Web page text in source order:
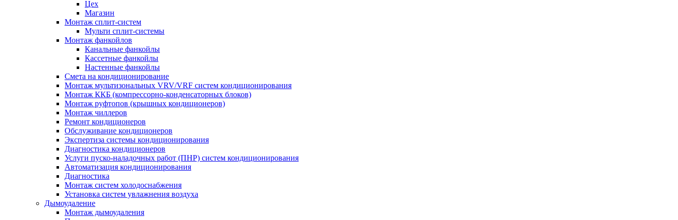
Цех
Магазин
Монтаж сплит-систем
Мульти сплит-системы
Монтаж фанкойлов
Канальные фанкойлы
Кассетные фанкойлы
Настенные фанкойлы
Смета на кондиционирование
Монтаж мультизональных VRV/VRF систем кондиционирования
Монтаж ККБ (компрессорно-конденсаторных блоков)
Монтаж руфтопов (крышных кондиционеров)
Монтаж чиллеров
Ремонт кондиционеров
Обслуживание кондиционеров
Экспертиза системы кондиционирования
Диагностика кондиционеров
Услуги пуско-наладочных работ (ПНР) систем кондиционирования
Автоматизация кондиционирования
Диагностика
Монтаж систем холодоснабжения
Установка систем увлажнения воздуха
Дымоудаление
Монтаж дымоудаления